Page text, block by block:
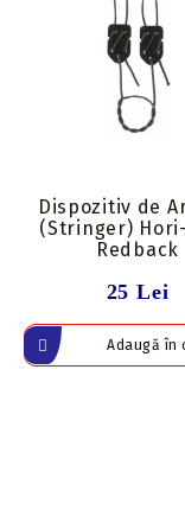
Dispozitiv de
(Stringer)
Redback
25 Lei